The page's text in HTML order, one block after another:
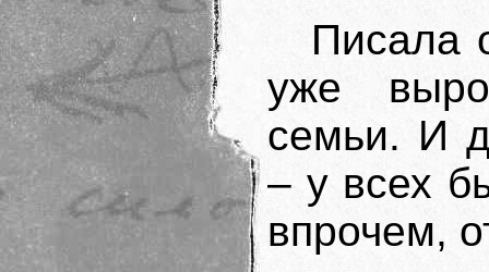
Писала
уже
семьи. И
– у всех
впрочем,